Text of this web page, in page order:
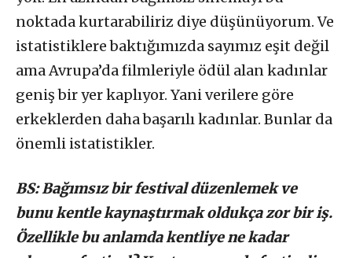
noktada kurtarabiliriz diye düşünüyorum. Ve
istatistiklere baktığımızda sayımız eşit değil
ama Avrupa’da filmleriyle ödül alan kadınlar
geniş bir yer kaplıyor. Yani verilere göre
erkeklerden daha başarılı kadınlar. Bunlar da
önemli istatistikler.
BS: Bağımsız bir festival düzenlemek ve
bunu kentle kaynaştırmak oldukça zor bir iş.
Özellikle bu anlamda kentliye ne kadar